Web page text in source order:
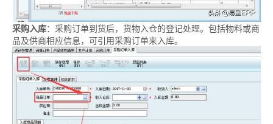
采购入库：采购订单到货后，货物入仓的登记处理。包括物料或商
品及供商相应信息，可引用采购订单来入库。